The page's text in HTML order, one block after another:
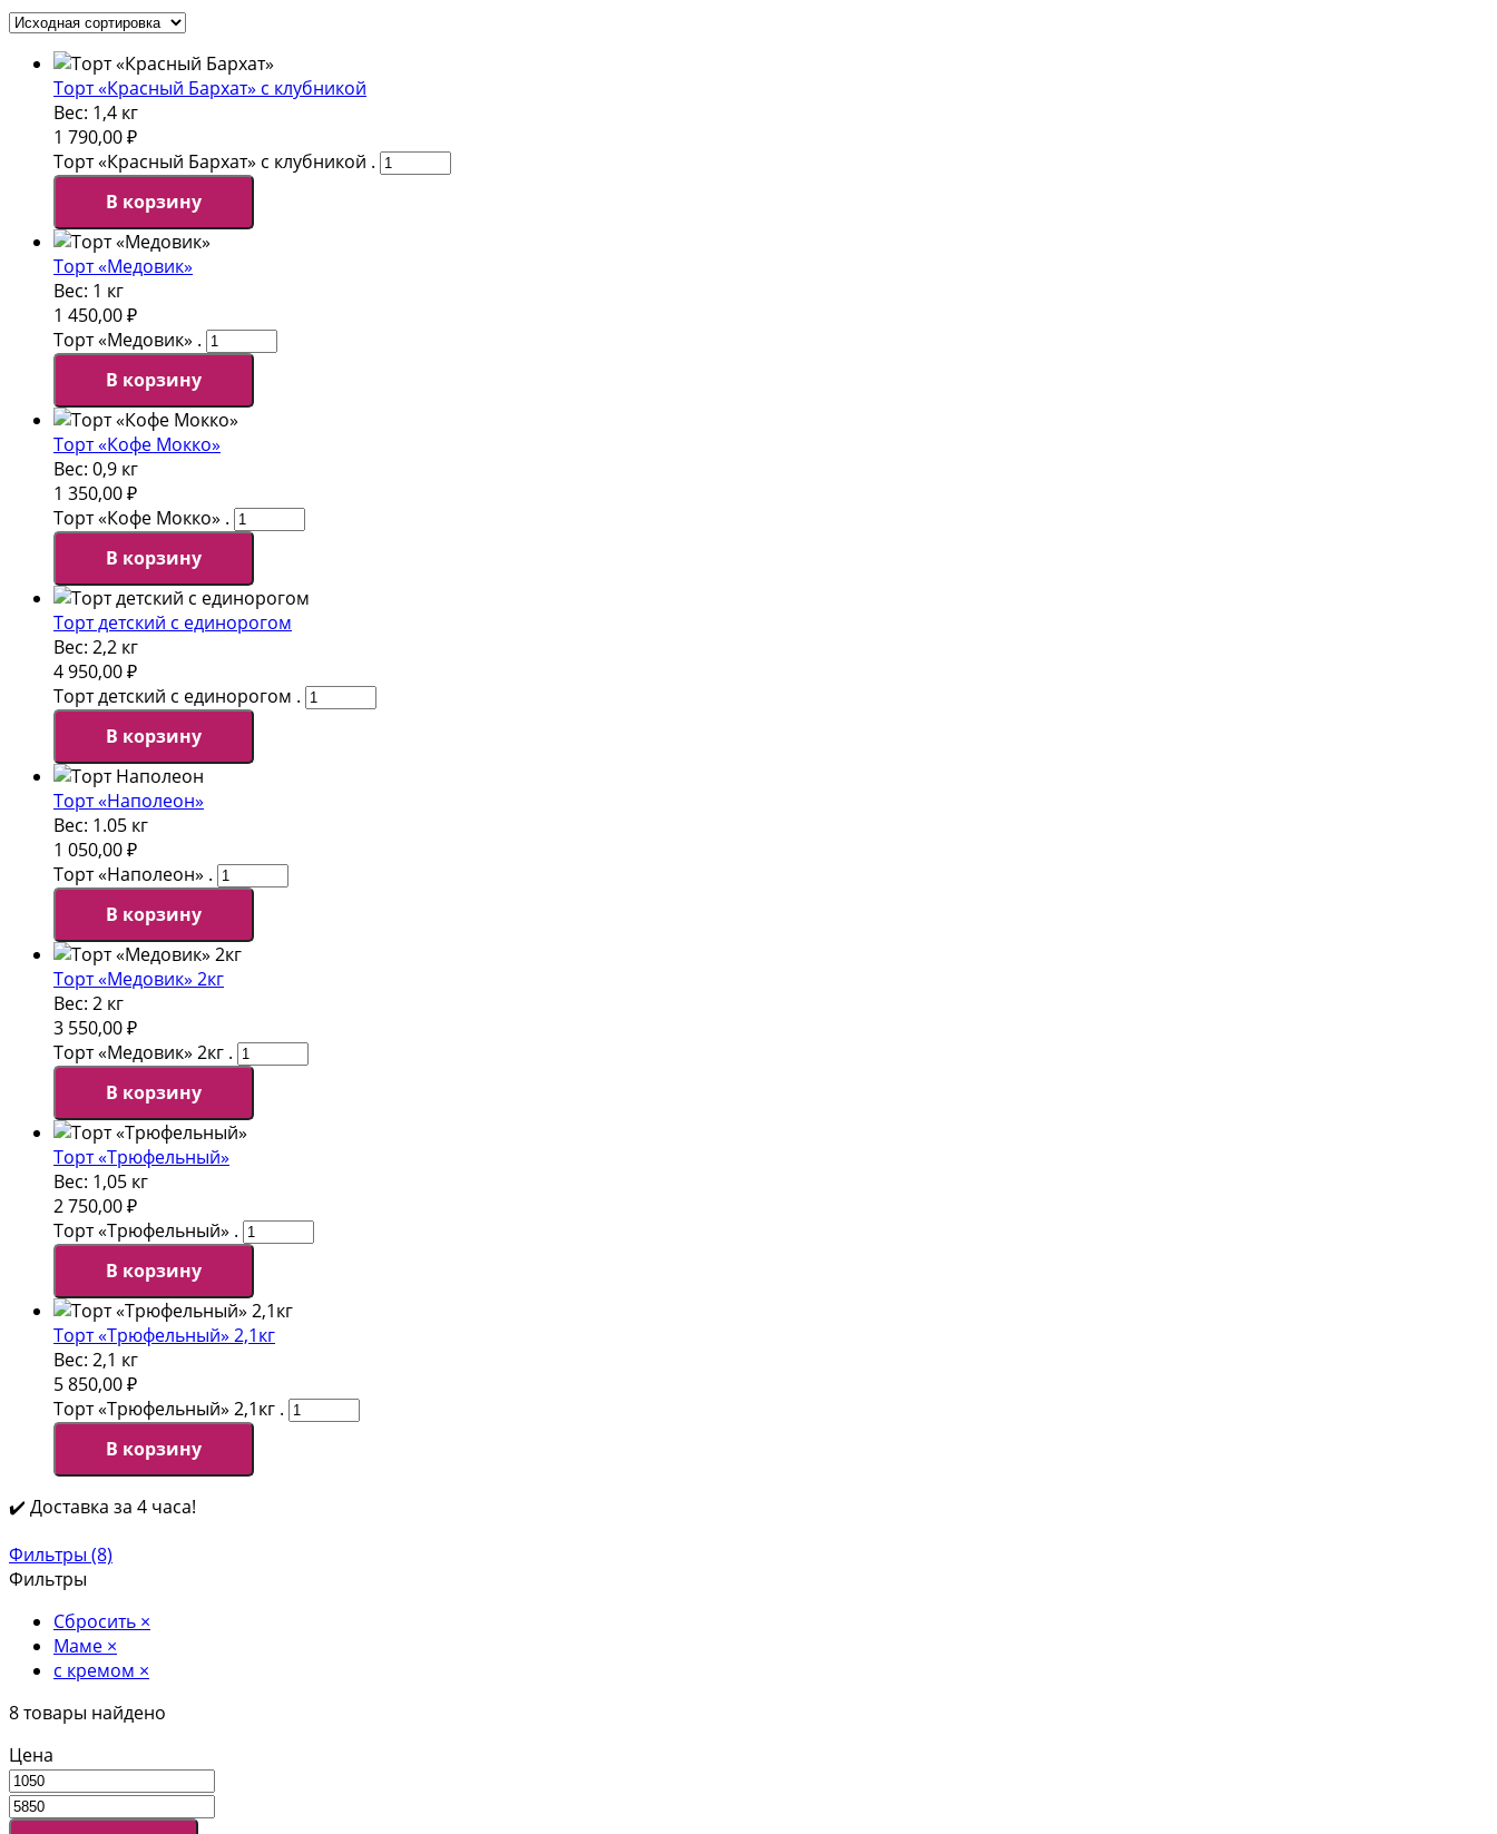
Торт «Красный Бархат» с клубникой
Вес: 1,4 кг
1 790,00₽
Торт «Красный Бархат» с клубникой .
В корзину
Торт «Медовик»
Вес: 1 кг
1 450,00₽
Торт «Медовик» .
В корзину
Торт «Кофе Мокко»
Вес: 0,9 кг
1 350,00₽
Торт «Кофе Мокко» .
В корзину
Торт детский с единорогом
Вес: 2,2 кг
4 950,00₽
Торт детский с единорогом .
В корзину
Торт «Наполеон»
Вес: 1.05 кг
1 050,00₽
Торт «Наполеон» .
В корзину
Торт «Медовик» 2кг
Вес: 2 кг
3 550,00₽
Торт «Медовик» 2кг .
В корзину
Торт «Трюфельный»
Вес: 1,05 кг
2 750,00₽
Торт «Трюфельный» .
В корзину
Торт «Трюфельный» 2,1кг
Вес: 2,1 кг
5 850,00₽
Торт «Трюфельный» 2,1кг .
В корзину
✔️ Доставка за 4 часа!
Фильтры (8)
Фильтры
Сбросить ×
Маме ×
с кремом ×
8товары найдено
Цена